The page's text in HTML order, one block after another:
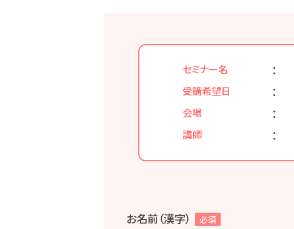
セミナー名 ：
受講希望日
：
会場
：
講師
：
お名前（漢字） 必須